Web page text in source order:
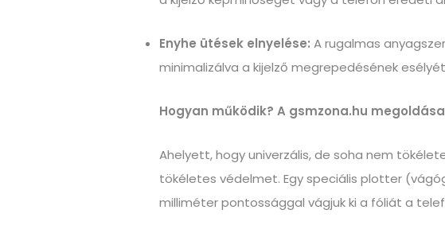
Enyhe ütések elnyelése: A rugalmas
minimalizálva a kijelző megrepedésének
Hogyan működik? A gsmzona.hu megoldása
Ahelyett, hogy univerzális, de soha nem
tökéletes védelmet. Egy speciális plotter
milliméter pontossággal vágjuk ki a fóliát a